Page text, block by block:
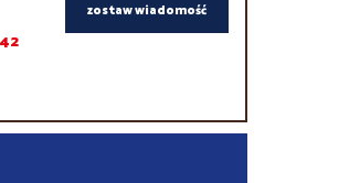
zostaw wiadomość